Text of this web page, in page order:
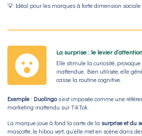
💡 Idéal pour les marques à forte dimension sociale
La surprise : le levier d’attention
Elle stimule la curiosité,
inattendue. Bien utilisée, elle
casse la routine cognitive.
Exemple: Duolingos’est imposée comme une
marketing inattendu sur TikTok.
La marque joue à fond la carte de la surprise et du
mascotte, le hibou vert, qu’elle met en scène dans